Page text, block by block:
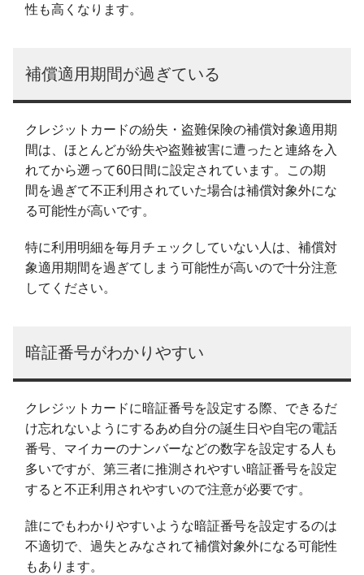
性も高くなります。
補償適用期間が過ぎている
クレジットカードの紛失・盗難保険の補償対象適用期
間は、ほとんどが紛失や盗難被害に遭ったと連絡を入
れてから遡って60日間に設定されています。この期
間を過ぎて不正利用されていた場合は補償対象外にな
る可能性が高いです。
特に利用明細を毎月チェックしていない人は、補償対
象適用期間を過ぎてしまう可能性が高いので十分注意
してください。
暗証番号がわかりやすい
クレジットカードに暗証番号を設定する際、できるだ
け忘れないようにするあめ自分の誕生日や自宅の電話
番号、マイカーのナンバーなどの数字を設定する人も
多いですが、第三者に推測されやすい暗証番号を設定
すると不正利用されやすいので注意が必要です。
誰にでもわかりやすいような暗証番号を設定するのは
不適切で、過失とみなされて補償対象外になる可能性
もあります。